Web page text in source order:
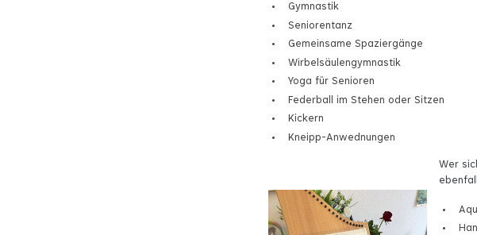
Gymnastik
Seniorentanz
Gemeinsame Spaziergänge
Wirbelsäulengymnastik
Yoga für Senioren
Federball im Stehen oder Sitzen
Kickern
Kneipp-Anwednungen
Wer